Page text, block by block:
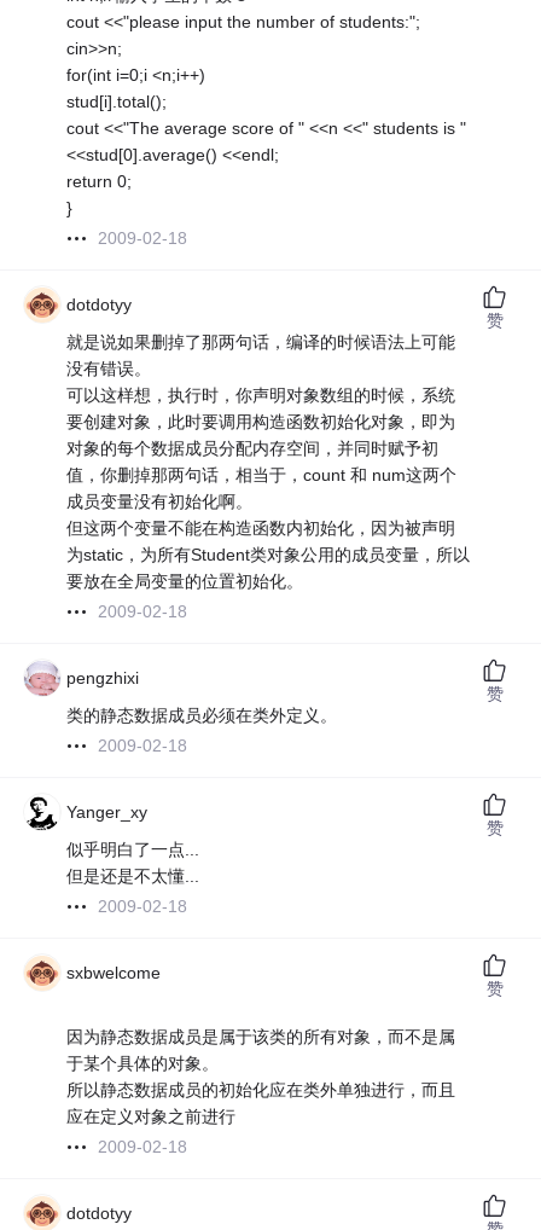
cout <<"please input the number of students:";
cin>>n;
for(int i=0;i <n;i++)
stud[i].total();
cout <<"The average score of " <<n <<" students is "
<<stud[0].average() <<endl;
return 0;
}
2009-02-18
dotdotyy
就是说如果删掉了那两句话，编译的时候语法上可能
没有错误。
可以这样想，执行时，你声明对象数组的时候，系统
要创建对象，此时要调用构造函数初始化对象，即为
对象的每个数据成员分配内存空间，并同时赋予初
值，你删掉那两句话，相当于，count 和 num这两个
成员变量没有初始化啊。
但这两个变量不能在构造函数内初始化，因为被声明
为static，为所有Student类对象公用的成员变量，所以
要放在全局变量的位置初始化。
2009-02-18
赞
pengzhixi
类的静态数据成员必须在类外定义。
2009-02-18
赞
Yanger_xy
似乎明白了一点...
但是还是不太懂...
2009-02-18
赞
sxbwelcome
因为静态数据成员是属于该类的所有对象，而不是属
于某个具体的对象。
所以静态数据成员的初始化应在类外单独进行，而且
应在定义对象之前进行
2009-02-18
赞
dotdotyy